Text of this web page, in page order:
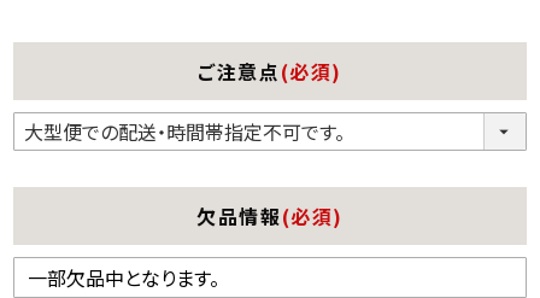
ご注意点 (必須)
欠品情報(必須)